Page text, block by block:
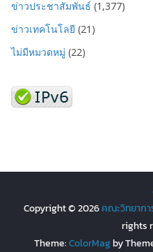
ข่าวประชาสัมพันธ์ (1,377)
ข่าวเทคโนโลยี (21)
ไม่มีหมวดหมู่ (22)
Copyright © 2026คณะวิทยากา
rights
Theme:ColorMagby